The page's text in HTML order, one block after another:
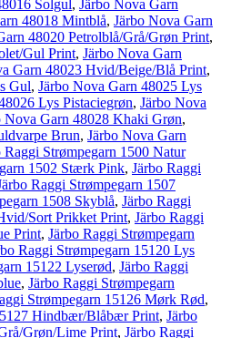
Solgul, Järbo Nova Garn
48018 Mintblå, Järbo Nova Garn
48020 Petrolblå/Grå/Grøn Print,
Gul Print, Järbo Nova Garn
Garn 48023 Hvid/Beige/Blå Print,
Gul, Järbo Nova Garn 48025 Lys
Lys Pistaciegrøn, Järbo Nova
Nova Garn 48028 Khaki Grøn,
Brun, Järbo Nova Garn
Raggi Strømpegarn 1500 Natur
1502 Stærk Pink, Järbo Raggi
Raggi Strømpegarn 1507
1508 Skyblå, Järbo Raggi
Sort Prikket Print, Järbo Raggi
Print, Järbo Raggi Strømpegarn
Raggi Strømpegarn 15120 Lys
15122 Lyserød, Järbo Raggi
, Järbo Raggi Strømpegarn
Strømpegarn 15126 Mørk Rød,
Hindbær/Blåbær Print, Järbo
Grøn/Lime Print, Järbo Raggi